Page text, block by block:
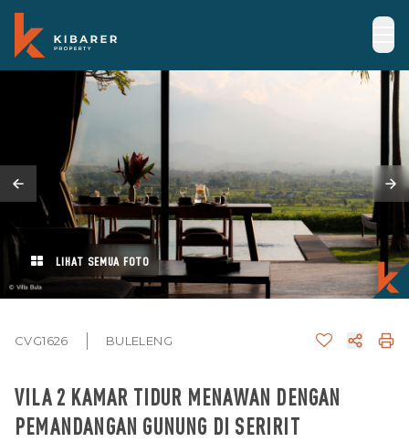
LIHAT SEMUA FOTO
CVG1626 BULELENG
VILA 2 KAMAR TIDUR MENAWAN DENGAN
PEMANDANGAN GUNUNG DI SERIRIT